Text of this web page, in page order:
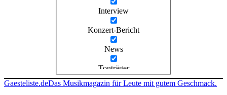
Interview
Konzert-Bericht
News
Tonträger
Gaesteliste.deDas Musikmagazin für Leute mit gutem Geschmack.